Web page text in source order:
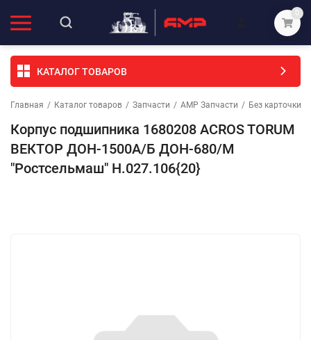
0
КАТАЛОГ ТОВАРОВ
Главная / Каталог товаров / Запчасти / АМР Запчасти / Без карточки
Корпус подшипника 1680208 ACROS TORUM
ВЕКТОР ДОН-1500А/Б ДОН-680/М
"Ростсельмаш" Н.027.106{20}